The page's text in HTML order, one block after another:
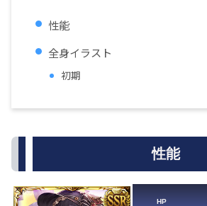
性能
全身イラスト
初期
性能
HP